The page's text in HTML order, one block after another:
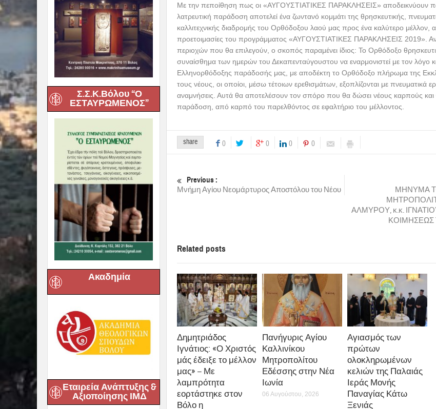
Σ.Σ.Κ.Βόλου “Ο
ΕΣΤΑΥΡΩΜΕΝΟΣ”
Ακαδημία
Εταιρεία Ανάπτυξης &
Αξιοποίησης ΙΜΔ
λατρευτική παράδοση αποτελεί ένα ζωντανό κομμάτι της θρησκευτικής,
καλλιτεχνικής διαδρομής του Ορθόδοξου λαού μας προς ένα καλύτερο μέλλον,
προετοιμασίες του προγράμματος «ΑΥΓΟΥΣΤΙΑΤΙΚΕΣ ΠΑΡΑΚΛΗΣΕΙΣ 2019».
περιοχών που θα επιλεγούν, ο σκοπός παραμένει ίδιος: Το Ορθόδοξο
συναίσθημα των ημερών του Δεκαπενταύγουστου να εναρμονιστεί με τον λόγο
Ελληνορθόδοξης παράδοσής μας, με αποδέκτη το Ορθόδοξο πλήρωμα της
τους νέους, οι οποίοι, μέσω τέτοιων ερεθισμάτων, εξοπλίζονται με πνευματικά
αναμνήσεις. Αυτά θα αποτελέσουν τον σπόρο που θα δώσει νέους καρπούς και
παράδοση, από καρπό του παρελθόντος σε εφαλτήριο του μέλλοντος.
Μνήμη Αγίου Νεομάρτυρος Αποστόλου του Νέου
ΜΗΝΥΜΑ
ΑΛΜΥΡΟΥ, κ.κ.
ΚΟΙΜΗΣΕΩΣ
Δημητριάδος
Ιγνάτιος: «Ο Χριστός
μάς έδειξε το μέλλον
μας» – Με
λαμπρότητα
εορτάστηκε στον
Βόλο η
Μεταμόρφωση(video)
Πανήγυρις Αγίου
Καλλινίκου
Μητροπολίτου
Εδέσσης στην Νέα
Ιωνία
06 Αυγούστου, 2026
Αγιασμός των
πρώτων
ολοκληρωμένων
κελιών της Παλαιάς
Ιεράς Μονής
Παναγίας Κάτω
Ξενιάς
05 Αυγούστου, 2026